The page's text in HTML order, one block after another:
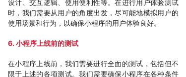
设计、交互逻辑、使用便利性等。在进行用户体验测试
时，我们需要从用户的角度出发，尽可能地模拟用户的
使用场景和行为，以确保小程序的用户体验良好。
6. 小程序上线前的测试
在小程序上线前，我们需要进行全面的测试，包括但不
限于上述的各项测试。我们需要确保小程序在各种条件